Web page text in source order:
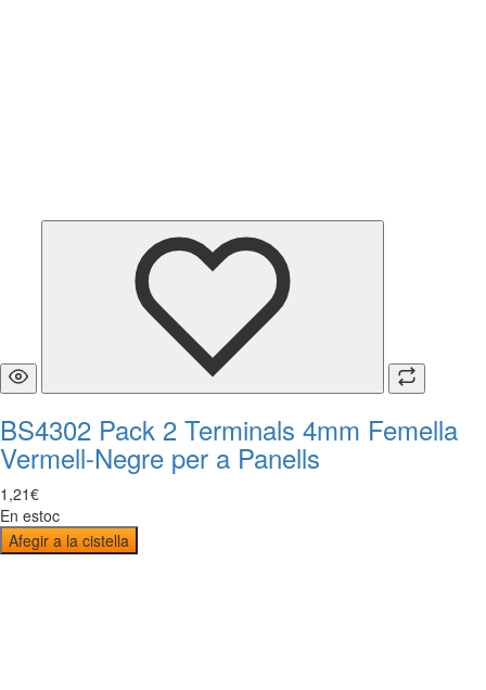
BS4302 Pack 2 Terminals 4mm Femella
Vermell-Negre per a Panells
1 ,21€
En estoc
Afegir a la cistella